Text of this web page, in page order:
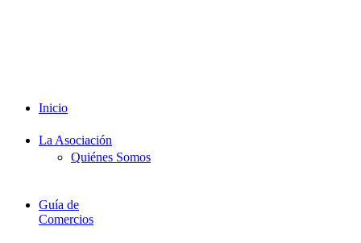
Inicio
La Asociación
Quiénes Somos
Guía de
Comercios